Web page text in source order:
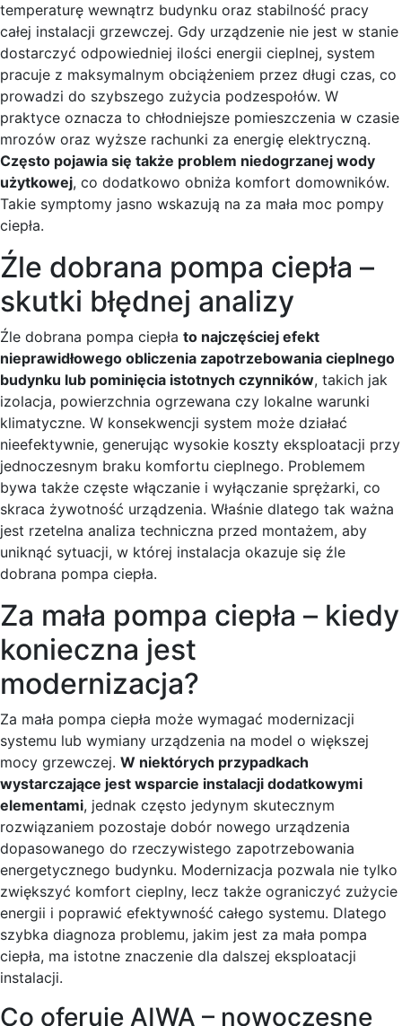
temperaturę wewnątrz budynku oraz stabilność pracy
całej instalacji grzewczej. Gdy urządzenie nie jest w stanie
dostarczyć odpowiedniej ilości energii cieplnej, system
pracuje z maksymalnym obciążeniem przez długi czas, co
prowadzi do szybszego zużycia podzespołów. W
praktyce oznacza to chłodniejsze pomieszczenia w czasie
mrozów oraz wyższe rachunki za energię elektryczną.
Często pojawia się także problem niedogrzanej wody
użytkowej, co dodatkowo obniża komfort domowników.
Takie symptomy jasno wskazują na za mała moc pompy
ciepła.
Źle dobrana pompa ciepła –
skutki błędnej analizy
Źle dobrana pompa ciepła to najczęściej efekt
nieprawidłowego obliczenia zapotrzebowania cieplnego
budynku lub pominięcia istotnych czynników, takich jak
izolacja, powierzchnia ogrzewana czy lokalne warunki
klimatyczne. W konsekwencji system może działać
nieefektywnie, generując wysokie koszty eksploatacji przy
jednoczesnym braku komfortu cieplnego. Problemem
bywa także częste włączanie i wyłączanie sprężarki, co
skraca żywotność urządzenia. Właśnie dlatego tak ważna
jest rzetelna analiza techniczna przed montażem, aby
uniknąć sytuacji, w której instalacja okazuje się źle
dobrana pompa ciepła.
Za mała pompa ciepła – kiedy
konieczna jest
modernizacja?
Za mała pompa ciepła może wymagać modernizacji
systemu lub wymiany urządzenia na model o większej
mocy grzewczej. W niektórych przypadkach
wystarczające jest wsparcie instalacji dodatkowymi
elementami, jednak często jedynym skutecznym
rozwiązaniem pozostaje dobór nowego urządzenia
dopasowanego do rzeczywistego zapotrzebowania
energetycznego budynku. Modernizacja pozwala nie tylko
zwiększyć komfort cieplny, lecz także ograniczyć zużycie
energii i poprawić efektywność całego systemu. Dlatego
szybka diagnoza problemu, jakim jest za mała pompa
ciepła, ma istotne znaczenie dla dalszej eksploatacji
instalacji.
Co oferuje AIWA – nowoczesne